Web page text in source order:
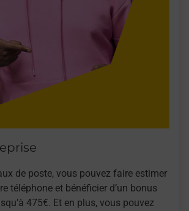
de poste, vous pouvez faire estimer
téléphone et bénéficier d’un bonus
475€. Et en plus, vous pouvez